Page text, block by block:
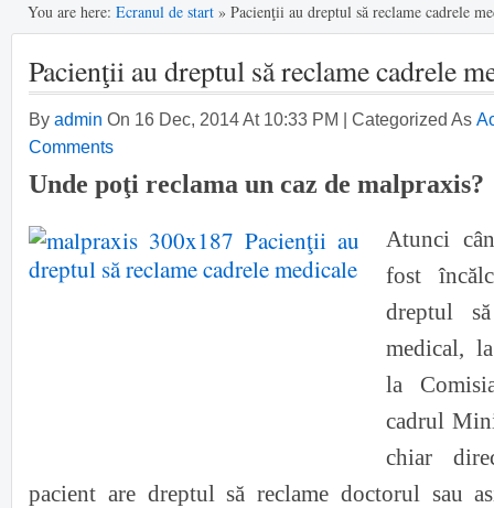
You are here: Ecranul de start » Pacienţii au dreptul să reclame cadrele
Pacienţii au dreptul să reclame cadrele
By admin On 16 Dec, 2014 At 10:33 PM | Categorized As
Comments
Unde poţi reclama un caz de malpraxis?
Atunci
fost
dreptul
medical,
la
cadrul
chiar
pacient are dreptul să reclame doctorul sau